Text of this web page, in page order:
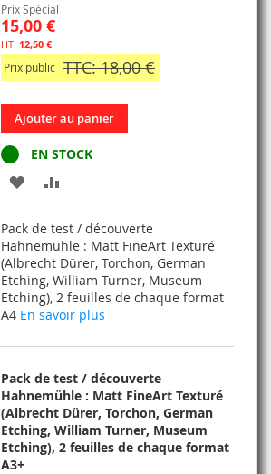
Prix Spécial
15,00 €
12,50 €
Prix public TTC: 18,00 €
Ajouter au panier
EN STOCK
AJOUTER
MA
LISTE
D’ENVIE
COMPARATEUR
Pack de test / découverte
Hahnemühle : Matt FineArt Texturé
(Albrecht Dürer, Torchon, German
Etching, William Turner, Museum
Etching), 2 feuilles de chaque format
A4 En savoir plus
Pack de test / découverte
Hahnemühle : Matt FineArt Texturé
(Albrecht Dürer, Torchon, German
Etching, William Turner, Museum
Etching), 2 feuilles de chaque format
A3+